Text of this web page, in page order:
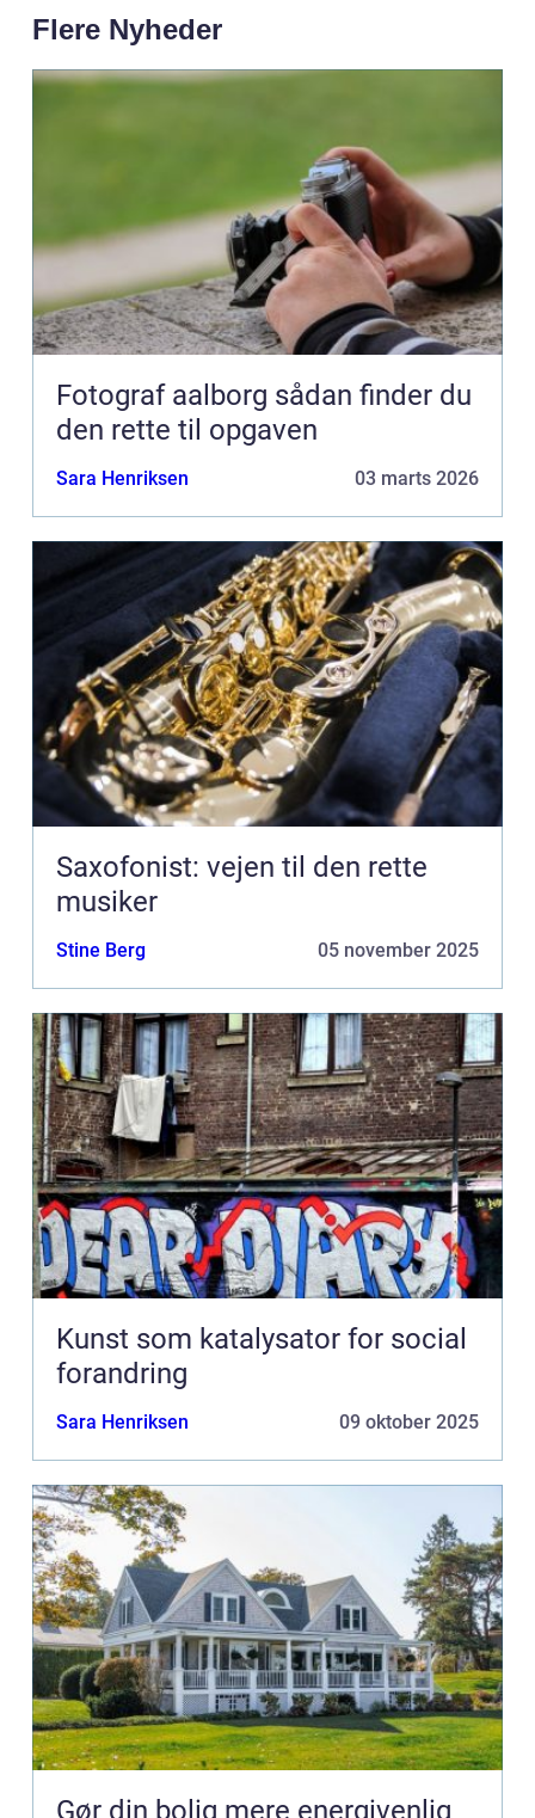
Flere Nyheder
Fotograf aalborg sådan finder du
den rette til opgaven
Sara Henriksen 03 marts 2026
Saxofonist: vejen til den rette
musiker
Stine Berg 05 november 2025
Kunst som katalysator for social
forandring
Sara Henriksen 09 oktober 2025
Gør din bolig mere energivenlig